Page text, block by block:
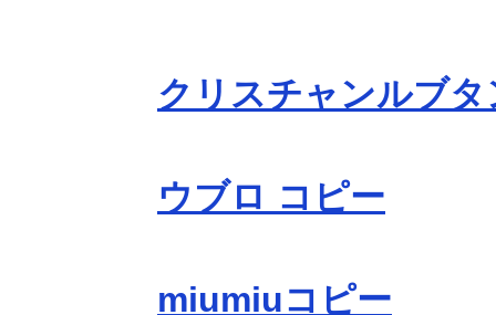
クリスチャンルブ
ウブロ コピー
miumiuコピー